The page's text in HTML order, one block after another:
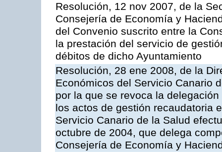
Resolución, 12 nov 2007, de la
Consejería de Economía y
del Convenio suscrito entre la
la prestación del servicio de
débitos de dicho Ayuntamiento
Resolución, 28 ene 2008, de la
Económicos del Servicio Canario
por la que se revoca la
los actos de gestión recaudatoria
Servicio Canario de la Salud
octubre de 2004, que delega
Consejería de Economía y